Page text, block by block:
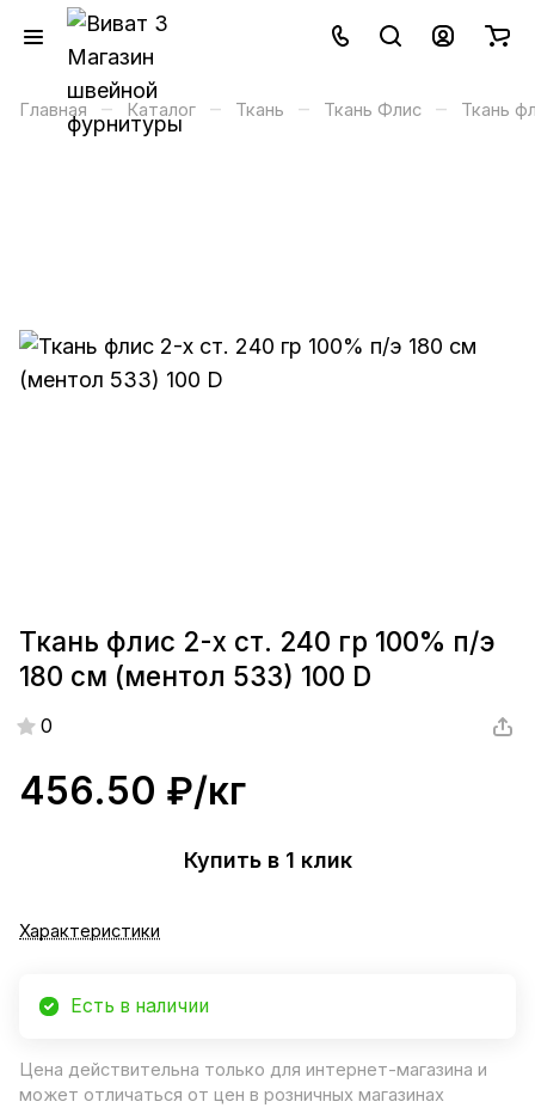
Главная – Каталог – Ткань – Ткань Флис – Ткань
Ткань флис 2-х ст. 240 гр 100% п/э
180 см (ментол 533) 100 D
0
456.50 ₽/кг
Купить в 1 клик
Характеристики
Есть в наличии
Цена действительна только для интернет-магазина и
может отличаться от цен в розничных магазинах